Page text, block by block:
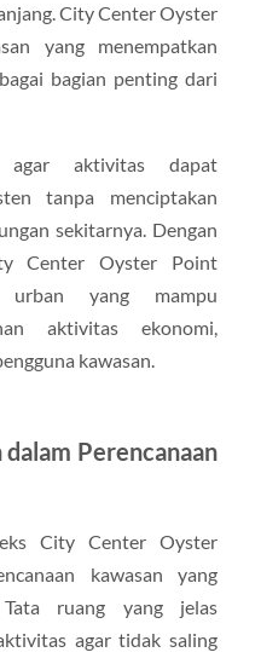
City Center Oyster
yang menempatkan
bagian penting dari
agar aktivitas dapat
tanpa menciptakan
sekitarnya. Dengan
Center Oyster Point
yang mampu
aktivitas ekonomi,
kawasan.
Perencanaan
City Center Oyster
kawasan yang
ruang yang jelas
agar tidak saling